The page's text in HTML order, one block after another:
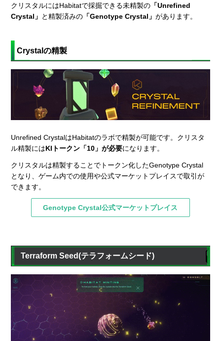
クリスタルにはHabitatで採掘できる未精製の 「Unrefined
Crystal」 と精製済みの 「Genotype Crystal」があります。
Crystalの精製
Unrefined CrystalはHabitatのラボで精製が可能です。クリスタ
ル精製にはKIトークン「10」が必要になります。
クリスタルは精製することでトークン化したGenotype Crystal
となり、ゲーム内での使用や公式マーケットプレイスで取引が
できます。
Genotype Crystal公式マーケットプレイス
Terraform Seed(テラフォームシード)